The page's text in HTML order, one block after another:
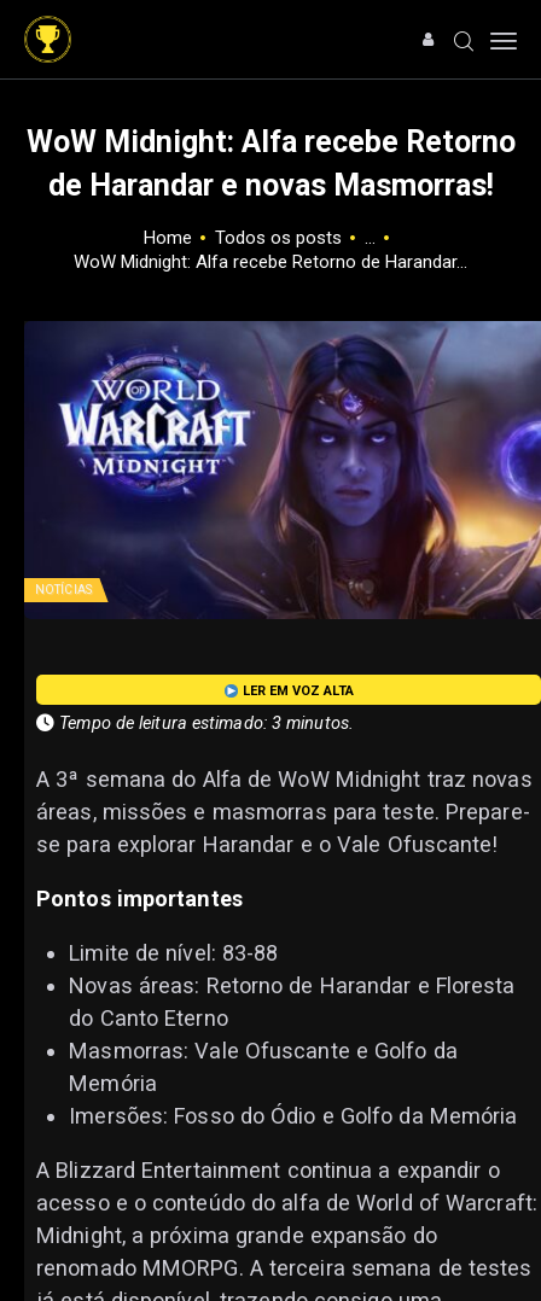
WoW Midnight: Alfa recebe Retorno
de Harandar e novas Masmorras!
Home Todos os posts
...
WoW Midnight: Alfa recebe Retorno de Harandar...
HOME
NOTÍCIAS
ARTIGOS
SOBRE NÓS
NOTÍCIAS
LER EM VOZ ALTA
Tempo de leitura estimado: 3 minutos.
A 3ª semana do Alfa de WoW Midnight traz novas
áreas, missões e masmorras para teste. Prepare-
se para explorar Harandar e o Vale Ofuscante!
Pontos importantes
Limite de nível: 83-88
Novas áreas: Retorno de Harandar e Floresta
do Canto Eterno
Masmorras: Vale Ofuscante e Golfo da
Memória
Imersões: Fosso do Ódio e Golfo da Memória
A Blizzard Entertainment continua a expandir o
acesso e o conteúdo do alfa de World of Warcraft:
Midnight, a próxima grande expansão do
renomado MMORPG. A terceira semana de testes